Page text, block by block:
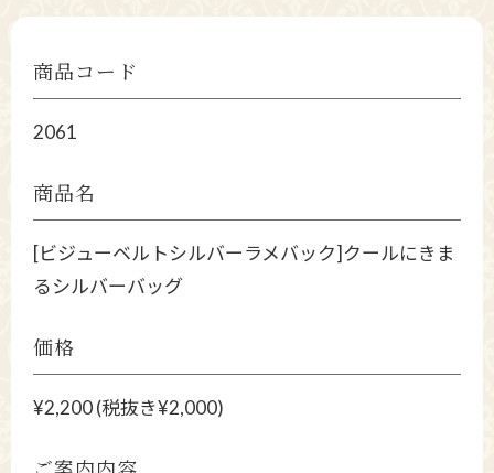
商品コード
2061
商品名
[ビジューベルトシルバーラメバック]クールにきま
るシルバーバッグ
価格
¥2,200 (税抜き¥2,000)